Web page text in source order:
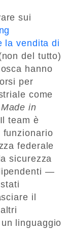
sui
la vendita di
del tutto)
hanno
per
come
Made in
team è
funzionario
federale
sicurezza
—
il
linguaggio